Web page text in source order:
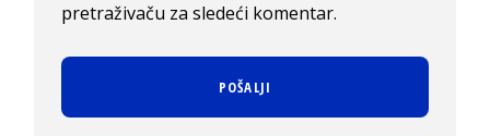
pretraživaču za sledeći komentar.